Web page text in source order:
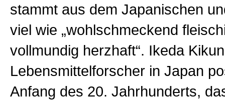
stammt aus dem Japanischen
viel wie „wohlschmeckend
vollmundig herzhaft“. Ikeda
Lebensmittelforscher in Japan
Anfang des 20. Jahrhunderts,